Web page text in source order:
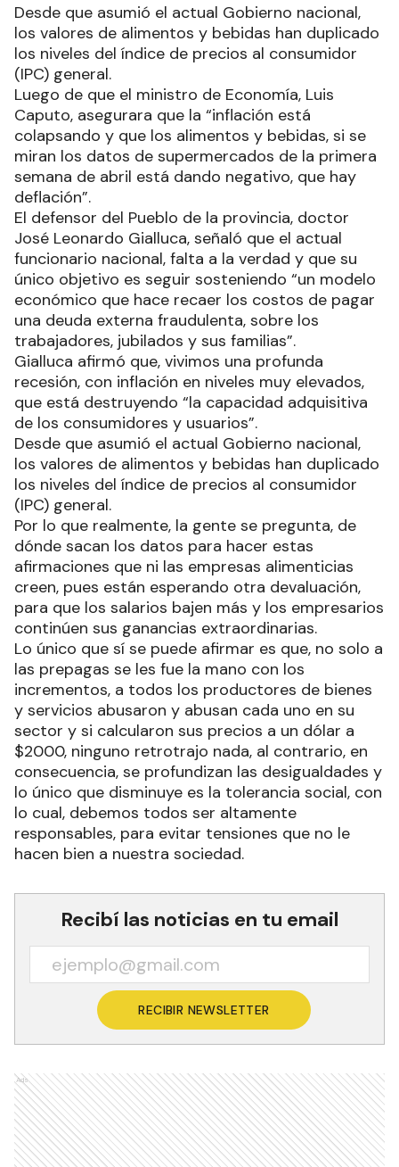
Desde que asumió el actual Gobierno nacional,
los valores de alimentos y bebidas han duplicado
los niveles del índice de precios al consumidor
(IPC) general.
Luego de que el ministro de Economía, Luis
Caputo, asegurara que la “inflación está
colapsando y que los alimentos y bebidas, si se
miran los datos de supermercados de la primera
semana de abril está dando negativo, que hay
deflación”.
El defensor del Pueblo de la provincia, doctor
José Leonardo Gialluca, señaló que el actual
funcionario nacional, falta a la verdad y que su
único objetivo es seguir sosteniendo “un modelo
económico que hace recaer los costos de pagar
una deuda externa fraudulenta, sobre los
trabajadores, jubilados y sus familias”.
Gialluca afirmó que, vivimos una profunda
recesión, con inflación en niveles muy elevados,
que está destruyendo “la capacidad adquisitiva
de los consumidores y usuarios”.
Desde que asumió el actual Gobierno nacional,
los valores de alimentos y bebidas han duplicado
los niveles del índice de precios al consumidor
(IPC) general.
Por lo que realmente, la gente se pregunta, de
dónde sacan los datos para hacer estas
afirmaciones que ni las empresas alimenticias
creen, pues están esperando otra devaluación,
para que los salarios bajen más y los empresarios
continúen sus ganancias extraordinarias.
Lo único que sí se puede afirmar es que, no solo a
las prepagas se les fue la mano con los
incrementos, a todos los productores de bienes
y servicios abusaron y abusan cada uno en su
sector y si calcularon sus precios a un dólar a
$2000, ninguno retrotrajo nada, al contrario, en
consecuencia, se profundizan las desigualdades y
lo único que disminuye es la tolerancia social, con
lo cual, debemos todos ser altamente
responsables, para evitar tensiones que no le
hacen bien a nuestra sociedad.
Recibí las noticias en tu email
RECIBIR NEWSLETTER
Ads